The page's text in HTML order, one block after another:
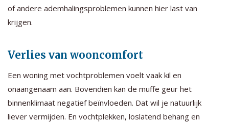
of andere ademhalingsproblemen kunnen hier last van
krijgen.
Verlies van wooncomfort
Een woning met vochtproblemen voelt vaak kil en
onaangenaam aan. Bovendien kan de muffe geur het
binnenklimaat negatief beïnvloeden. Dat wil je natuurlijk
liever vermijden. En vochtplekken, loslatend behang en